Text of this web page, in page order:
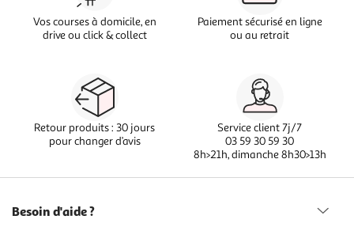
Vos courses à domicile, en
drive ou click & collect
Paiement sécurisé en ligne
ou au retrait
Retour produits : 30 jours
pour changer d’avis
Service client 7j/7
03 59 30 59 30
8h>21h, dimanche 8h30>13h
Besoin d'aide ?